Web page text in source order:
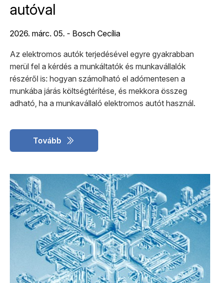
autóval
2026. márc. 05. - Bosch Cecília
Az elektromos autók terjedésével egyre gyakrabban
merül fel a kérdés a munkáltatók és munkavállalók
részéről is: hogyan számolható el adómentesen a
munkába járás költségtérítése, és mekkora összeg
adható, ha a munkavállaló elektromos autót használ.
Tovább